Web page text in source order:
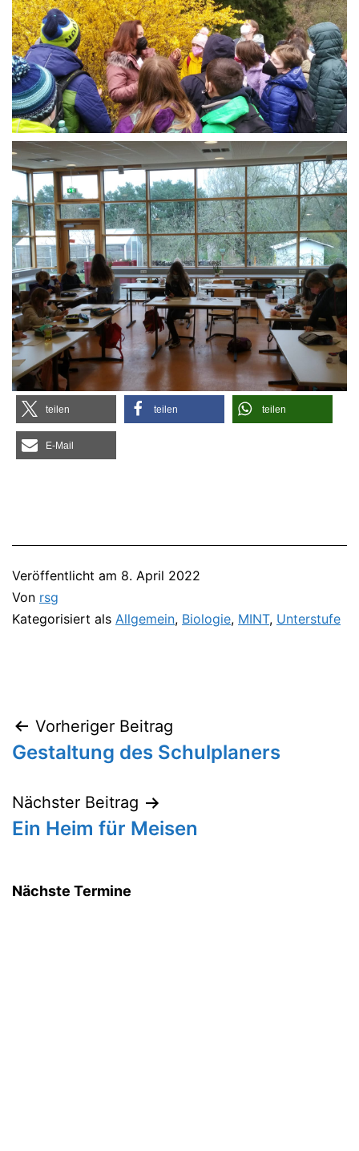
tei­len tei­len tei­len
E‑Mail
Veröffentlicht am 8. April 2022
Von rsg
Kategorisiert als Allgemein, Biologie, MINT, Unterstufe
Beitragsnavigation
Vorheriger Beitrag
Gestaltung des Schulplaners
Nächster Beitrag
Ein Heim für Meisen
Nächste Termine